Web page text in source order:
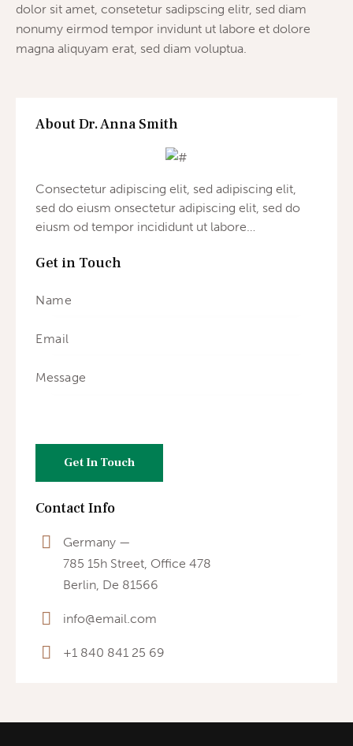
dolor sit amet, consetetur sadipscing elitr, sed diam
nonumy eirmod tempor invidunt ut labore et dolore
magna aliquyam erat, sed diam voluptua.
About Dr. Anna Smith
Consectetur adipiscing elit, sed adipiscing elit,
sed do eiusm onsectetur adipiscing elit, sed do
eiusm od tempor incididunt ut labore…
Get in Touch
Contact Info
Germany —
785 15h Street, Office 478
Berlin, De 81566
info@email.com
+1 840 841 25 69